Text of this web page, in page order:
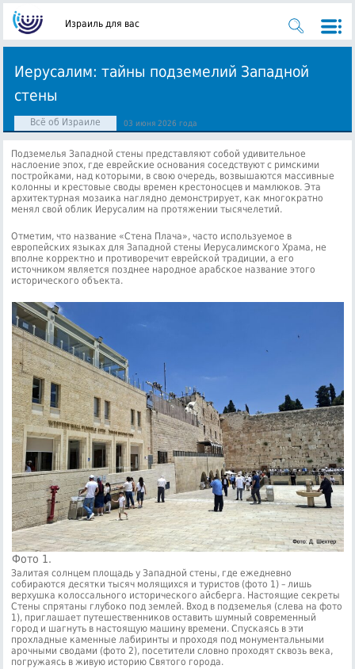
Израиль для вас
Иерусалим: тайны подземелий Западной
стены
Всё об Израиле 03 июня 2026 года
Подземелья Западной стены представляют собой удивительное
наслоение эпох, где еврейские основания соседствуют с римскими
постройками, над которыми, в свою очередь, возвышаются массивные
колонны и крестовые своды времен крестоносцев и мамлюков. Эта
архитектурная мозаика наглядно демонстрирует, как многократно
менял свой облик Иерусалим на протяжении тысячелетий.
Отметим, что название «Стена Плача», часто используемое в
европейских языках для Западной стены Иерусалимского Храма, не
вполне корректно и противоречит еврейской традиции, а его
источником является позднее народное арабское название этого
исторического объекта.
Фото 1.
Залитая солнцем площадь у Западной стены, где ежедневно
собираются десятки тысяч молящихся и туристов (фото 1) – лишь
верхушка колоссального исторического айсберга. Настоящие секреты
Стены спрятаны глубоко под землей. Вход в подземелья (слева на фото
1), приглашает путешественников оставить шумный современный
город и шагнуть в настоящую машину времени. Спускаясь в эти
прохладные каменные лабиринты и проходя под монументальными
арочными сводами (фото 2), посетители словно проходят сквозь века,
погружаясь в живую историю Святого города.